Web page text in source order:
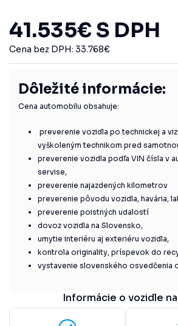
41.535€ S DPH
Cena bez DPH: 33.768€
Dôležité informácie:
Cena automobilu obsahuje:
preverenie vozidla po technickej a
vyškoleným technikom pred
preverenie vozidla podľa VIN čísla v
servise,
preverenie najazdených kilometrov
preverenie pôvodu vozidla, havária,
preverenie poistných udalostí
dovoz vozidla na Slovensko,
umytie interiéru aj exteriéru vozidla,
kontrola originality, príspevok do
vystavenie slovenského osvedčenia
Informácie o vozidle